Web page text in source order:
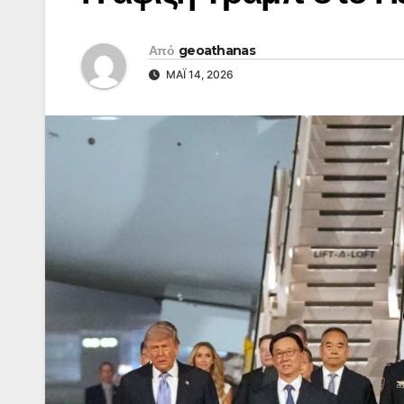
Από geoathanas
ΜΆΙ 14, 2026